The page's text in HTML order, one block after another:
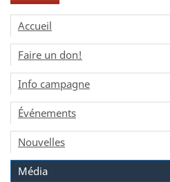
Accueil
Faire un don!
Info campagne
Événements
Nouvelles
Média